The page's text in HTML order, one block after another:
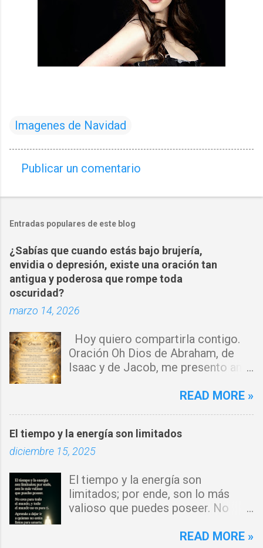
Imagenes de Navidad
o
e
n
t
a
r
i
s
Publicar un comentario
Entradas populares de este blog
¿Sabías que cuando estás bajo brujería,
envidia o depresión, existe una oración tan
antigua y poderosa que rompe toda
oscuridad?
marzo 14, 2026
Hoy quiero compartirla contigo.
Oración Oh Dios de Abraham, de
Isaac y de Jacob, me presento ante
por donde haya entrado la maldad.
Que tus ángeles guerreros cuiden
mi hogar y que el fuego del Espíritu
alrededor. Por el poder del Cordero
de Dios, rompo cadenas, destruyo
amarres y anulo toda palabra de
envidia o depresión, envíala al
READ MORE »
El tiempo y la energía son limitados
diciembre 15, 2025
El tiempo y la energía son
limitados; por ende, son lo más
valioso que puedes poseer. No
mundo no es para ti. Aprende a
READ MORE »